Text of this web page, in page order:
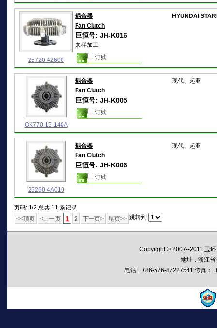
25720-42600
耦合器
Fan Clutch
巨恒号: JH-K016
来样加工
订购
HYUNDAI
OK770-15-140A
耦合器
Fan Clutch
巨恒号: JH-K005
订购
现代、起亚
25260-4A010
耦合器
Fan Clutch
巨恒号: JH-K006
订购
现代、起亚
页码: 1/2 总共 11 条记录
<<顶页
<上一页 1 2 下一页> 尾页>> 跳转到:
Copyright © 2007--2011 玉
地址：浙江
电话：+86-576-87227541 传真：